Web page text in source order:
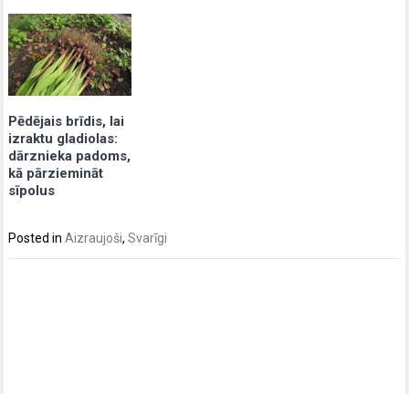
Pēdējais brīdis, lai
izraktu gladiolas:
dārznieka padoms,
kā pārziemināt
sīpolus
Posted inAizraujoši,Svarīgi